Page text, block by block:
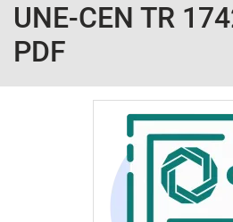
UNE-CEN TR
PDF